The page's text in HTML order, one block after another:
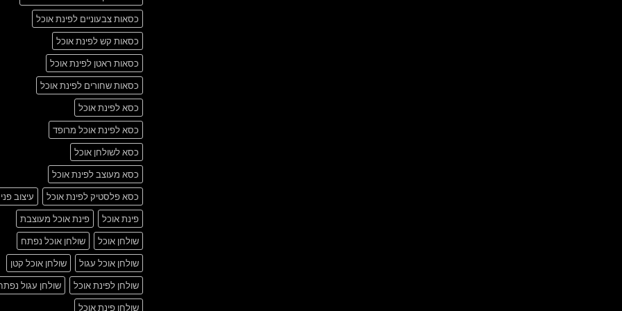
כסאות צבעוניים לפינת אוכל
כסאות קש לפינת אוכל
כסאות ראטן לפינת אוכל
כסאות שחורים לפינת אוכל
כסא לפינת אוכל
כסא לפינת אוכל מרופד
כסא לשולחן אוכל
כסא מעוצב לפינת אוכל
כסא פלסטיק לפינת אוכל
עיצוב
פינת אוכל
פינת אוכל מעוצבת
שולחן אוכל
שולחן אוכל נפתח
שולחן אוכל עגול
שולחן אוכל קטן
שולחן לפינת אוכל
שולחן עגול
שולחן פינת אוכל